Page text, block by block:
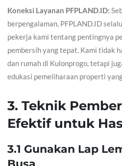
Koneksi Layanan PFPLAND.ID:
berpengalaman, PFPLAND.ID
pekerja kami tentang pentingnya
pembersih yang tepat. Kami tidak
dan rumah di Kulonprogo, tetapi
edukasi pemeliharaan properti
3. Teknik
Efektif untuk
3.1 Gunakan Lap